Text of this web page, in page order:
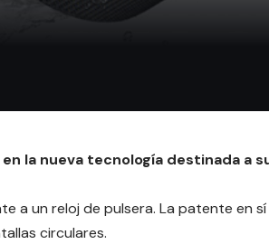
la nueva tecnología destinada a
a un reloj de pulsera. La patente en sí
circulares.